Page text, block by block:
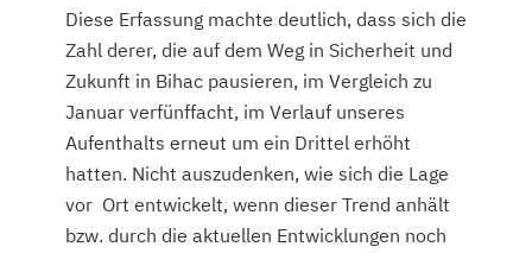
Diese Erfassung machte deutlich, dass sich die
Zahl derer, die auf dem Weg in Sicherheit und
Zukunft in Bihac pausieren, im Vergleich zu
Januar verfünffacht, im Verlauf unseres
Aufenthalts erneut um ein Drittel erhöht
hatten. Nicht auszudenken, wie sich die Lage
vor Ort entwickelt, wenn dieser Trend anhält
bzw. durch die aktuellen Entwicklungen noch